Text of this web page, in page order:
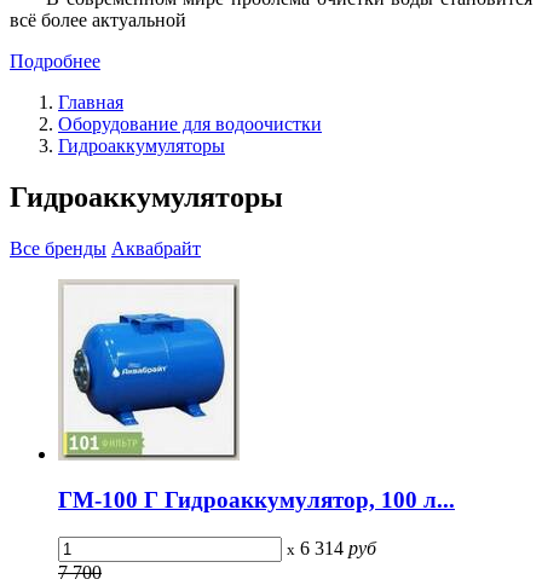
всё более актуальной
Подробнее
Главная
Оборудование для водоочистки
Гидроаккумуляторы
Гидроаккумуляторы
Все бренды Аквабрайт
ГМ-100 Г Гидроаккумулятор, 100 л...
x 6 314 руб
7 700